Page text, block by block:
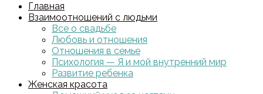
Главная
Взаимоотношений с людьми
Все о свадьбе
Любовь и отношения
Отношения в семье
Психология — Я и мой внутренний мир
Развитие ребенка
Женская красота